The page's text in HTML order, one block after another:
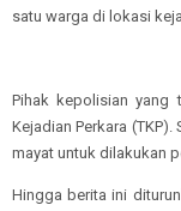
satu warga di lokasi
Pihak kepolisian yang
Kejadian Perkara
mayat untuk dilakukan
Hingga berita ini